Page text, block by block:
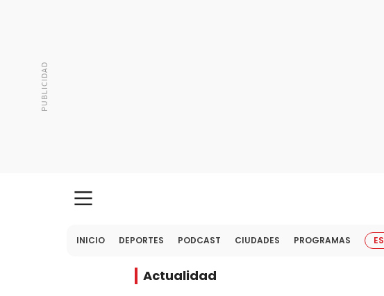
INICIO DEPORTES PODCAST CIUDADES PROGRAMAS
Actualidad